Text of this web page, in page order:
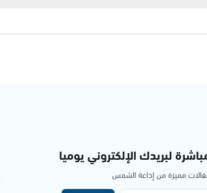
لبريدك الإلكتروني يوميا
مميزة من إذاعة الشمس